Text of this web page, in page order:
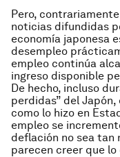
Pero,
noticias difundidas
economía japonesa
desempleo
empleo continúa
ingreso disponible
De hecho, incluso
perdidas” del
como lo hizo en
empleo se
deflación no sea tan
parecen creer que lo